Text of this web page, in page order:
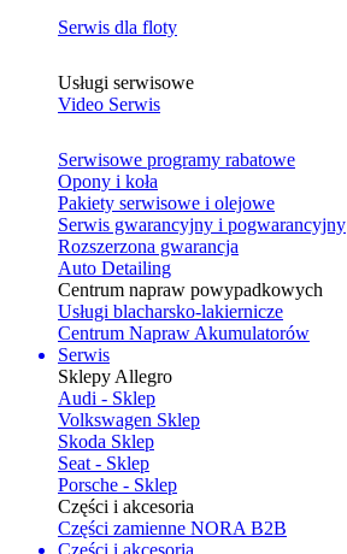
Serwis dla floty
Usługi serwisowe
Video Serwis
Serwisowe programy rabatowe
Opony i koła
Pakiety serwisowe i olejowe
Serwis gwarancyjny i pogwarancyjny
Rozszerzona gwarancja
Auto Detailing
Centrum napraw powypadkowych
Usługi blacharsko-lakiernicze
Centrum Napraw Akumulatorów
Serwis
Sklepy Allegro
Audi - Sklep
Volkswagen Sklep
Skoda Sklep
Seat - Sklep
Porsche - Sklep
Części i akcesoria
Części zamienne NORA B2B
Części i akcesoria